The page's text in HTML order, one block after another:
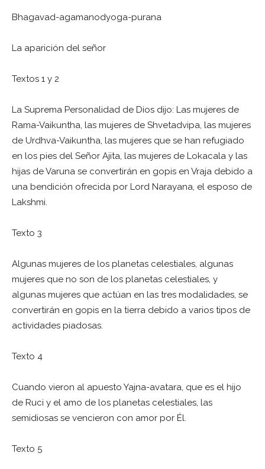
Bhagavad-agamanodyoga-purana
La aparición del señor
Textos 1 y 2
La Suprema Personalidad de Dios dijo: Las mujeres de
Rama-Vaikuntha, las mujeres de Shvetadvipa, las mujeres
de Urdhva-Vaikuntha, las mujeres que se han refugiado
en los pies del Señor Ajita, las mujeres de Lokacala y las
hijas de Varuna se convertirán en gopis en Vraja debido a
una bendición ofrecida por Lord Narayana, el esposo de
Lakshmi.
Texto 3
Algunas mujeres de los planetas celestiales, algunas
mujeres que no son de los planetas celestiales, y
algunas mujeres que actúan en las tres modalidades, se
convertirán en gopis en la tierra debido a varios tipos de
actividades piadosas.
Texto 4
Cuando vieron al apuesto Yajna-avatara, que es el hijo
de Ruci y el amo de los planetas celestiales, las
semidiosas se vencieron con amor por Él.
Texto 5